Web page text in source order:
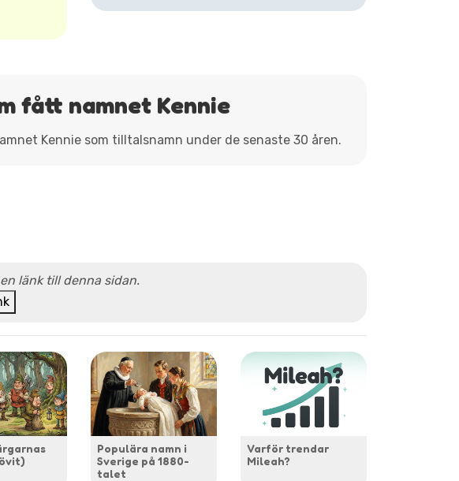
fått namnet Kennie
Kennie som tilltalsnamn under de senaste 30 åren.
länk till denna sidan.
Populära namn i
Sverige på 1880-
talet
Varför trendar
Mileah?